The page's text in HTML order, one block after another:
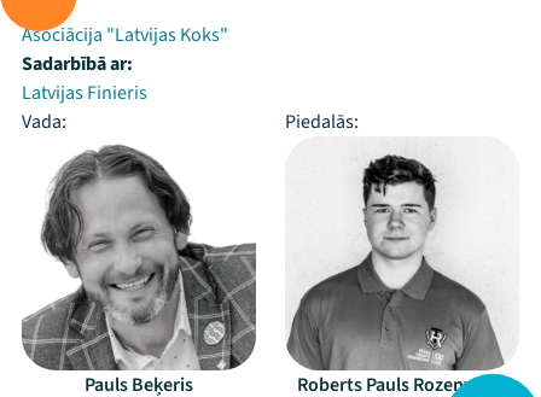
Asociācija "Latvijas Koks"
Sadarbībā ar:
Latvijas Finieris
Vada:
Piedalās:
Pauls Beķeris Roberts Pauls Rozenvalds